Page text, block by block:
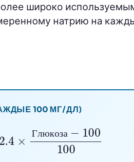
широко
натрию на
100 МГ/ДЛ)
Г лю ко з а
×Глюкоза−100